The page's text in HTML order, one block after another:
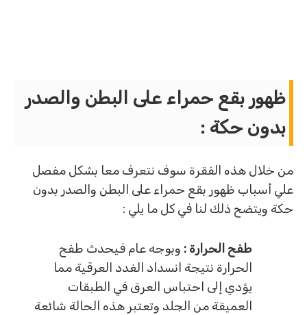
ظهور بقع حمراء على البطن والصدر
بدون حكة :
من خلال هذه الفقرة سوف نتعرف معا بشكل مفصل
علي أسباب ظهور بقع حمراء على البطن والصدر بدون
حكة ويتضح ذلك لنا في كل ما يلي :
طفح الحرارة : وبوجه عام فيحدث طفح
الحرارة نتيجة انسداد الغدد العرقية مما
يؤدي إلى احتباس العرق في الطبقات
العميقة من الجلد وتعتبر هذه الحالة شائعة